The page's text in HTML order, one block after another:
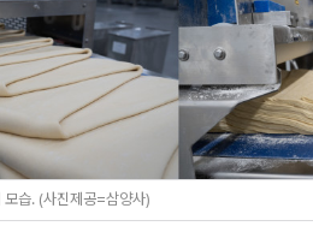
습. (사진제공=삼양사)